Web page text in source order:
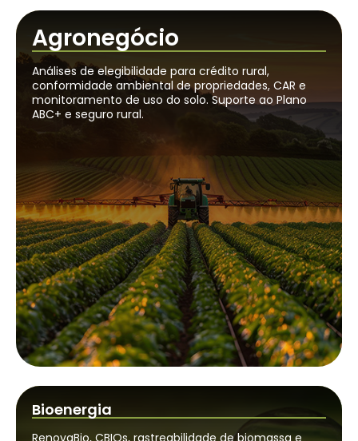
Agronegócio
Análises de elegibilidade para crédito rural,
conformidade ambiental de propriedades, CAR e
monitoramento de uso do solo. Suporte ao Plano
ABC+ e seguro rural.
Bioenergia
RenovaBio, CBIOs, rastreabilidade de biomassa e